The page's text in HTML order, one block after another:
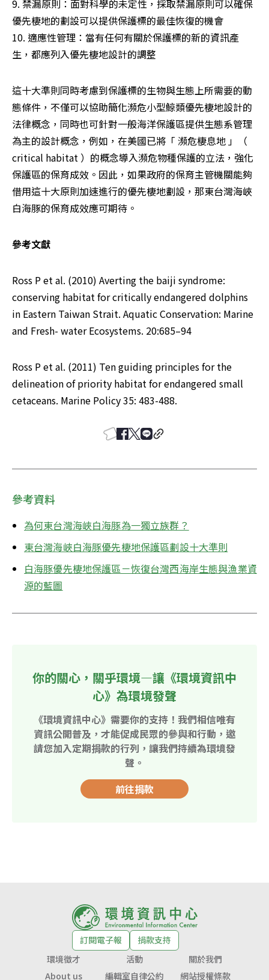
9. 禁漏原則：面對科學的未定性，採取禁漏原則可以確保
優先棲地的劃設可以提供保護標的最佳恢復的機會
10. 適應性管理：當有任何有關於保護標的新的資訊產
生，都應列入優先棲地設計的調整
這十大準則同時考慮到保護標的生物與生態上所需要的動
態條件，不僅可以協助簡化瀕危小型鯨類優先棲地設計的
法律概念，同時也可針對一般海洋保護區提供生態系管理
為主的設計概念，例如，在美國已將「 瀕危棲息地 」（
critical habitat ）的概念導入瀕危物種保護的立法，強化
保護區的保育成效。因此，如果政府的保育主管機關能夠
借用這十大原則加速進行的優先棲地劃設，那東台灣海峽
白海豚的保育成效應可期待。
參考文獻
Ross P et al. (2010) Averting the baiji syndrome:
conserving habitat for critically endangered dolphins
in Eastern Taiwan Strait. Aquatic Conservation: Marine
and Fresh- water Ecosystems. 20:685–94
Ross P et al. (2011) Ten guiding principles for the
delineation of priority habitat for endangered small
cetaceans. Marine Policy 35: 483-488.
參考資料
為何東台灣海峽白海豚為一獨立族群？
東台灣海峽白海豚優先棲地保護區劃設十大準則
白海豚優先棲地保護區－恢復台灣西海岸生態與漁業資
源的藍圖
你的關心，關乎環境—讓《環境資訊中
心》為環境發聲
《環境資訊中心》需要你的支持！我們相信唯有
資訊公開普及，才能促成民眾的參與和行動，邀
請您加入定期捐款的行列，讓我們持續為環境發
聲。
前往捐款
訂閱電子報
捐款支持
環境徵才
活動
關於我們
About us
編輯室自律公約 網站授權條款